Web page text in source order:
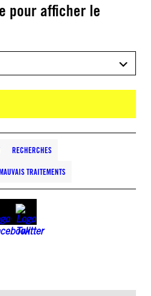
pour afficher le
RECHERCHES
TRAITEMENTS